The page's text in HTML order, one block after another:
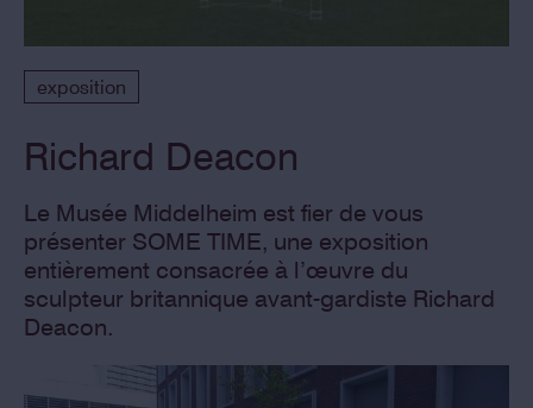
exposition
Richard Deacon
Le Musée Middelheim est fier de vous
présenter SOME TIME, une exposition
entièrement consacrée à l’œuvre du
sculpteur britannique avant-gardiste Richard
Deacon.